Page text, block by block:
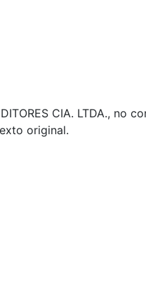
CIA. LTDA., no
original.